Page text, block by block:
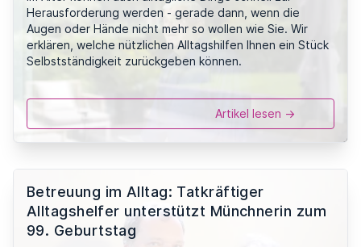
Herausforderung werden - gerade dann, wenn die
Augen oder Hände nicht mehr so wollen wie Sie. Wir
erklären, welche nützlichen Alltagshilfen Ihnen ein Stück
Selbstständigkeit zurückgeben können.
Artikel lesen ->
Betreuung im Alltag: Tatkräftiger
Alltagshelfer unterstützt Münchnerin zum
99. Geburtstag